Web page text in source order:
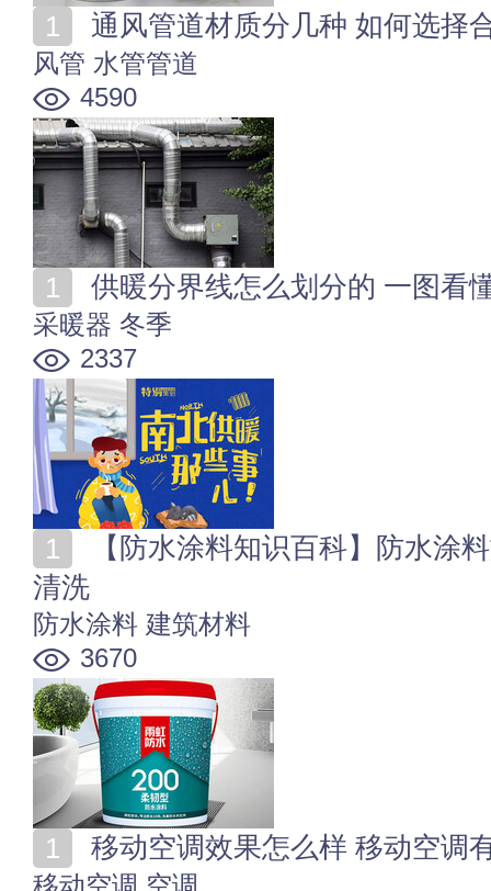
通风管道材质分几种 如何选择
风管 水管管道
4590
供暖分界线怎么划分的 一图看
采暖器 冬季
2337
清洗
防水涂料 建筑材料
3670
移动空调效果怎么样 移动空调